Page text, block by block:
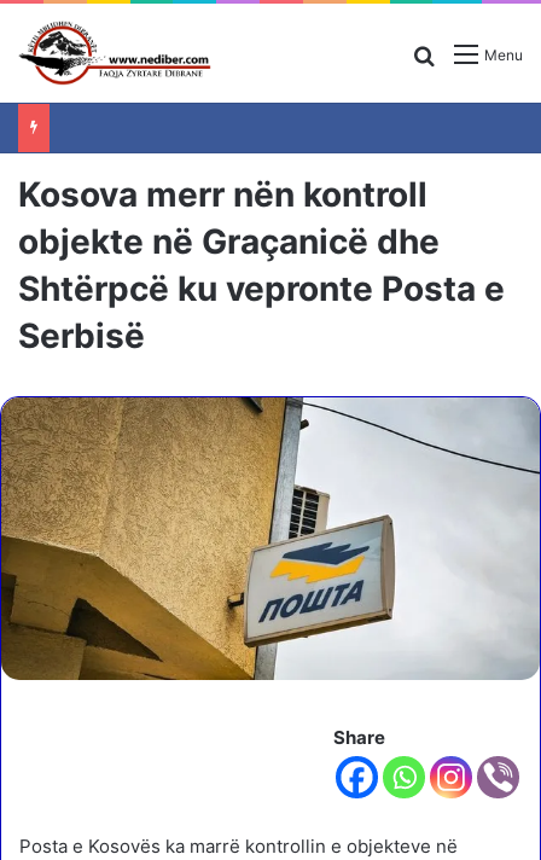
Menu
Search for
Kosova merr nën kontroll
objekte në Graçanicë dhe
Shtërpcë ku vepronte Posta e
Serbisë
Share
Posta e Kosovës ka marrë kontrollin e objekteve në